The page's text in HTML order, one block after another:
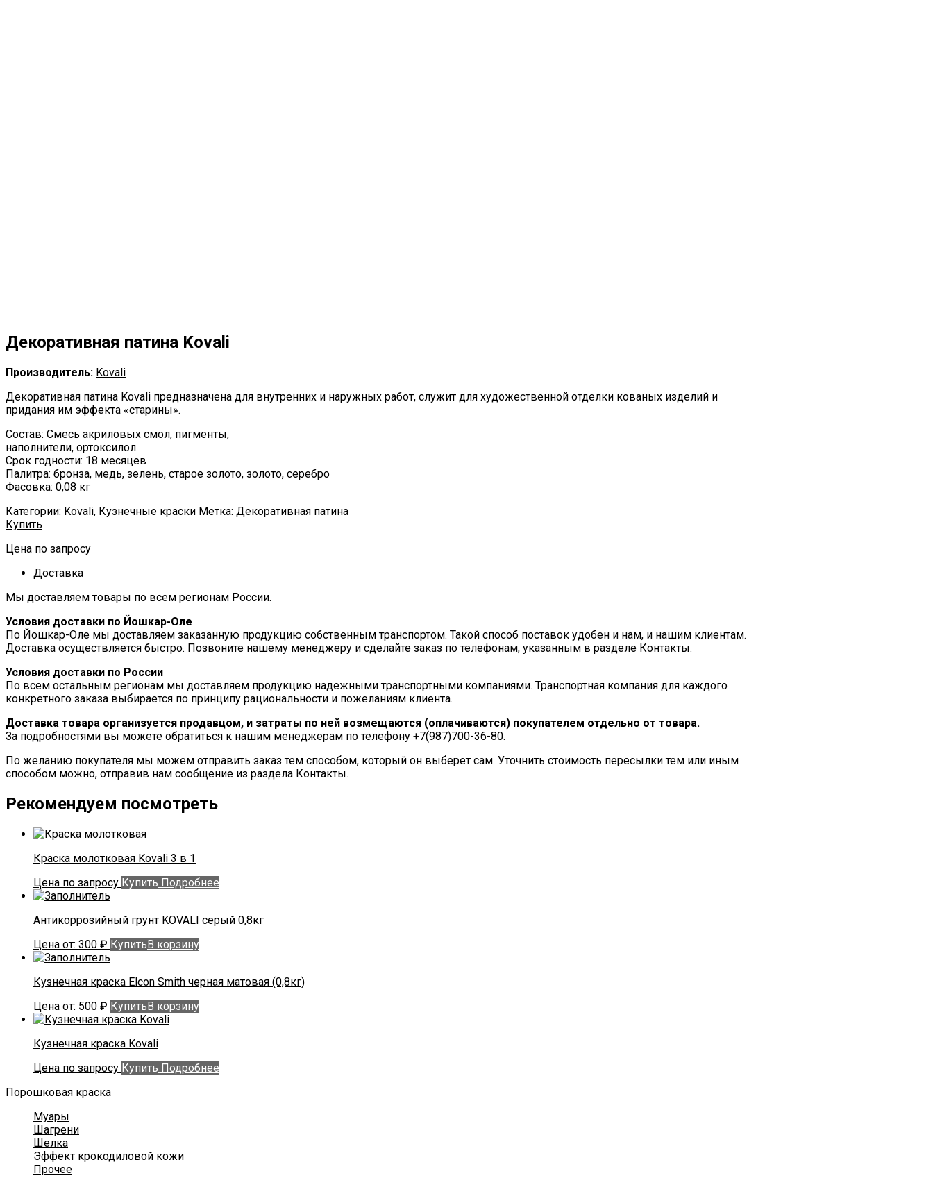
Декоративная патина Kovali
Производитель: Kovali
Декоративная патина Kovali предназначена для внутренних и наружных работ, служит для художественной отделки кованых изделий и
придания им эффекта «старины».
Состав: Смесь акриловых смол, пигменты,
наполнители, ортоксилол.
Срок годности: 18 месяцев
Палитра: бронза, медь, зелень, старое золото, золото, серебро
Фасовка: 0,08 кг
Категории: Kovali, Кузнечные краски Метка: Декоративная патина
Купить
Цена по запросу
Доставка
Мы доставляем товары по всем регионам России.
Условия доставки по Йошкар-Оле
По Йошкар-Оле мы доставляем заказанную продукцию собственным транспортом. Такой способ поставок удобен и нам, и нашим клиентам.
Доставка осуществляется быстро. Позвоните нашему менеджеру и сделайте заказ по телефонам, указанным в разделе Контакты.
Условия доставки по России
По всем остальным регионам мы доставляем продукцию надежными транспортными компаниями. Транспортная компания для каждого
конкретного заказа выбирается по принципу рациональности и пожеланиям клиента.
Доставка товара организуется продавцом, и затраты по ней возмещаются (оплачиваются) покупателем отдельно от товара.
За подробностями вы можете обратиться к нашим менеджерам по телефону +7(987)700-36-80.
По желанию покупателя мы можем отправить заказ тем способом, который он выберет сам. Уточнить стоимость пересылки тем или иным
способом можно, отправив нам сообщение из раздела Контакты.
Рекомендуем посмотреть
Краска молотковая Kovali 3 в 1
Цена по запросу Купить Подробнее
Антикоррозийный грунт KOVALI серый 0,8кг
Цена от: 300 ₽ КупитьВ корзину
Кузнечная краска Elcon Smith черная матовая (0,8кг)
Цена от: 500 ₽ КупитьВ корзину
Кузнечная краска Kovali
Цена по запросу Купить Подробнее
Порошковая краска
Муары
Шагрени
Шелка
Эффект крокодиловой кожи
Прочее